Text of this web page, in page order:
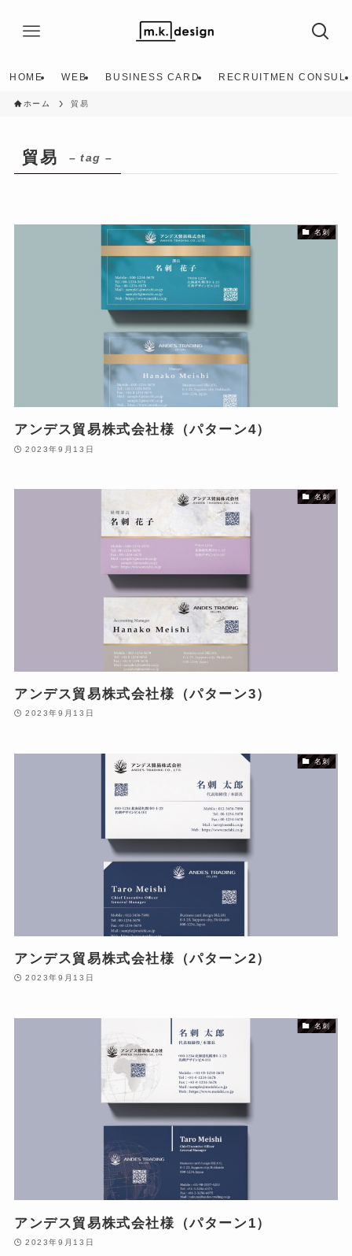
HOME WEB BUSINESS CARD RECRUITMEN CONSUL
ホーム 貿易
貿易 – tag –
名刺
アンデス貿易株式会社様（パターン4）
2023年9月13日
名刺
アンデス貿易株式会社様（パターン3）
2023年9月13日
名刺
アンデス貿易株式会社様（パターン2）
2023年9月13日
名刺
アンデス貿易株式会社様（パターン1）
2023年9月13日